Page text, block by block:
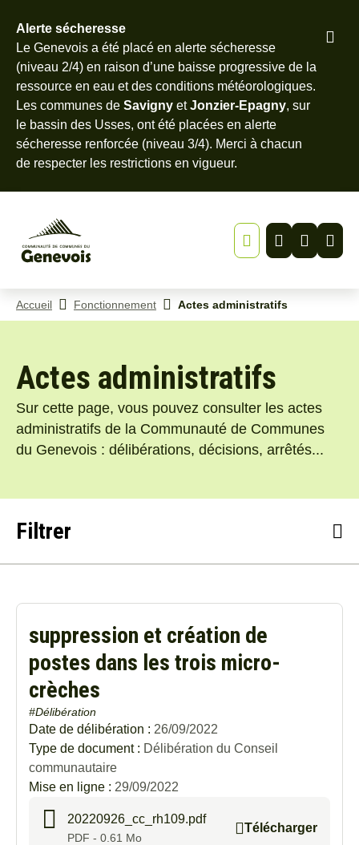
Alerte sécheresse
Le Genevois a été placé en alerte sécheresse
(niveau 2/4) en raison d’une baisse progressive de la
ressource en eau et des conditions météorologiques.
Les communes de Savigny etJonzier-Epagny, sur
le bassin des Usses, ont été placées en alerte
sécheresse renforcée (niveau 3/4). Merci à chacun
de respecter les restrictions en vigueur.
Accueil Fonctionnement Actes administratifs
Actes administratifs
Sur cette page, vous pouvez consulter les actes
administratifs de la Communauté de Communes
du Genevois : délibérations, décisions, arrêtés...
Filtrer
Type de document
Période du
Au
suppression et création de
postes dans les trois micro-
crèches
#Délibération
Date de délibération : 26/09/2022
Type de document : Délibération du Conseil
communautaire
Mise en ligne : 29/09/2022
20220926_cc_rh109.pdf
PDF - 0.61 Mo
Télécharger